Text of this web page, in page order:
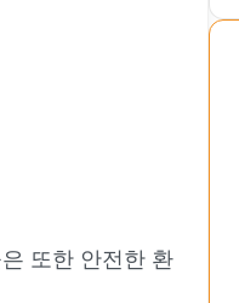
또한 안전한 환